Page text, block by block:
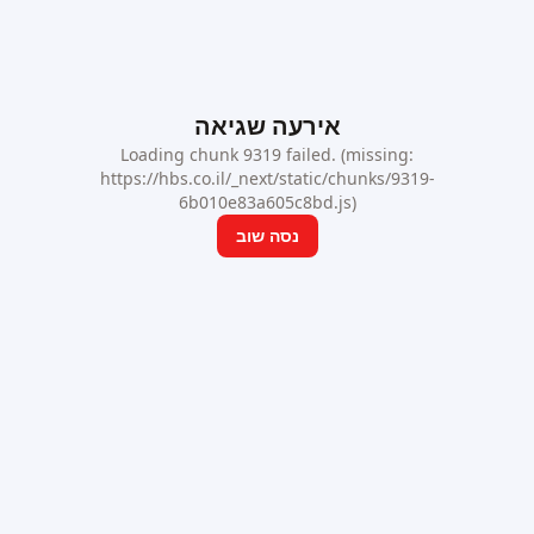
אירעה שגיאה
Loading chunk 9319 failed. (missing:
https://hbs.co.il/_next/static/chunks/9319-
6b010e83a605c8bd.js)